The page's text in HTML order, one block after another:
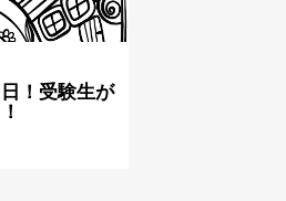
！受験生が